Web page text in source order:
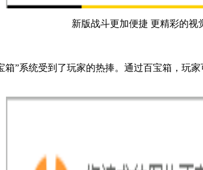
新版战斗更加便捷 更精彩的视
”系统受到了玩家的热捧。通过百宝箱，玩